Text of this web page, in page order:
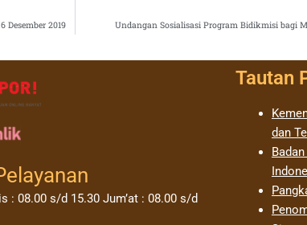
2019 Undangan Sosialisasi Program Bidikmisi bagi
: 08.00 s/d 15.30 Jum’at : 08.00 s/d
Tautan
dan